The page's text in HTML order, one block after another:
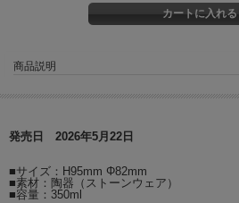
商品説明
発売日 2026年5月22日
■サイズ：H95mm Φ82mm
■素材：陶器（ストーンウェア）
■容量：350ml